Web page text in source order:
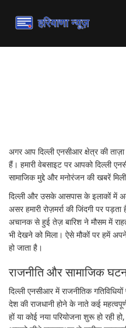
अगर आप दिल्ली एनसीआर क्षेत्र की
हैं। हमारी वेबसाइट पर आपको दिल्ली
सामाजिक मुद्दे और मनोरंजन की खबरें
दिल्ली और उसके आसपास के इलाकों में
असर हमारी रोज़मर्रा की जिंदगी पर
अचानक से हुई तेज़ बारिश ने मौसम में
भी देखने को मिला। ऐसे मौकों पर हमें
हो जाता है।
राजनीति और सामाजिक
दिल्ली एनसीआर में राजनीतिक
देश की राजधानी होने के नाते कई
हों या कोई नया परियोजना शुरू हो रही